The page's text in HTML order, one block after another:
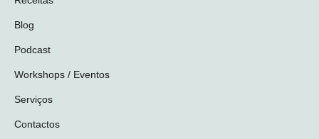
Blog
Podcast
Workshops / Eventos
Serviços
Contactos